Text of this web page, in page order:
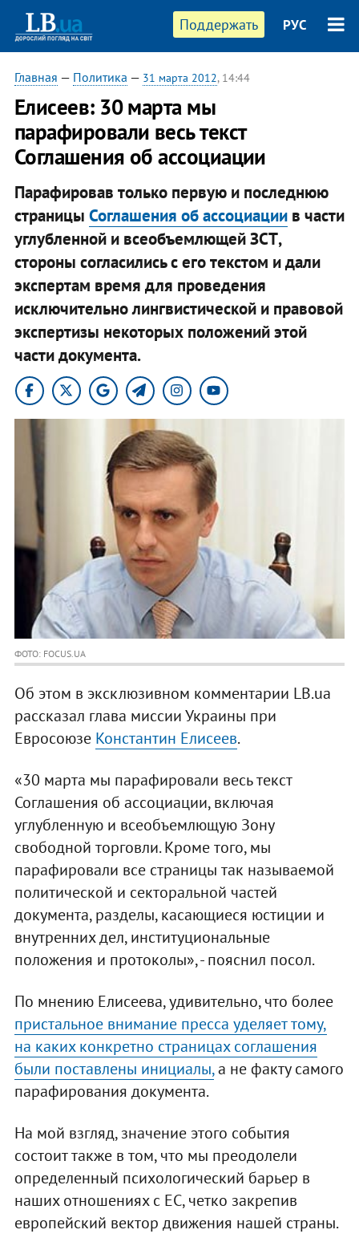
Поддержать РУС
Главная — Политика — 31 марта 2012, 14:44
Елисеев: 30 марта мы
парафировали весь текст
Соглашения об ассоциации
Парафировав только первую и последнюю
страницы Соглашения об ассоциациив части
углубленной и всеобъемлющей ЗСТ,
стороны согласились с его текстом и дали
экспертам время для проведения
исключительно лингвистической и правовой
экспертизы некоторых положений этой
части документа.
ФОТО: FOCUS.UA
Об этом в эксклюзивном комментарии LB.ua
рассказал глава миссии Украины при
Евросоюзе Константин Елисеев.
«30 марта мы парафировали весь текст
Соглашения об ассоциации, включая
углубленную и всеобъемлющую Зону
свободной торговли. Кроме того, мы
парафировали все страницы так называемой
политической и секторальной частей
документа, разделы, касающиеся юстиции и
внутренних дел, институциональные
положения и протоколы», - пояснил посол.
По мнению Елисеева, удивительно, что более
пристальное внимание пресса уделяет тому,
на каких конкретно страницах соглашения
были поставлены инициалы,а не факту самого
парафирования документа.
На мой взгляд, значение этого события
состоит также в том, что мы преодолели
определенный психологический барьер в
наших отношениях с ЕС, четко закрепив
европейский вектор движения нашей страны.